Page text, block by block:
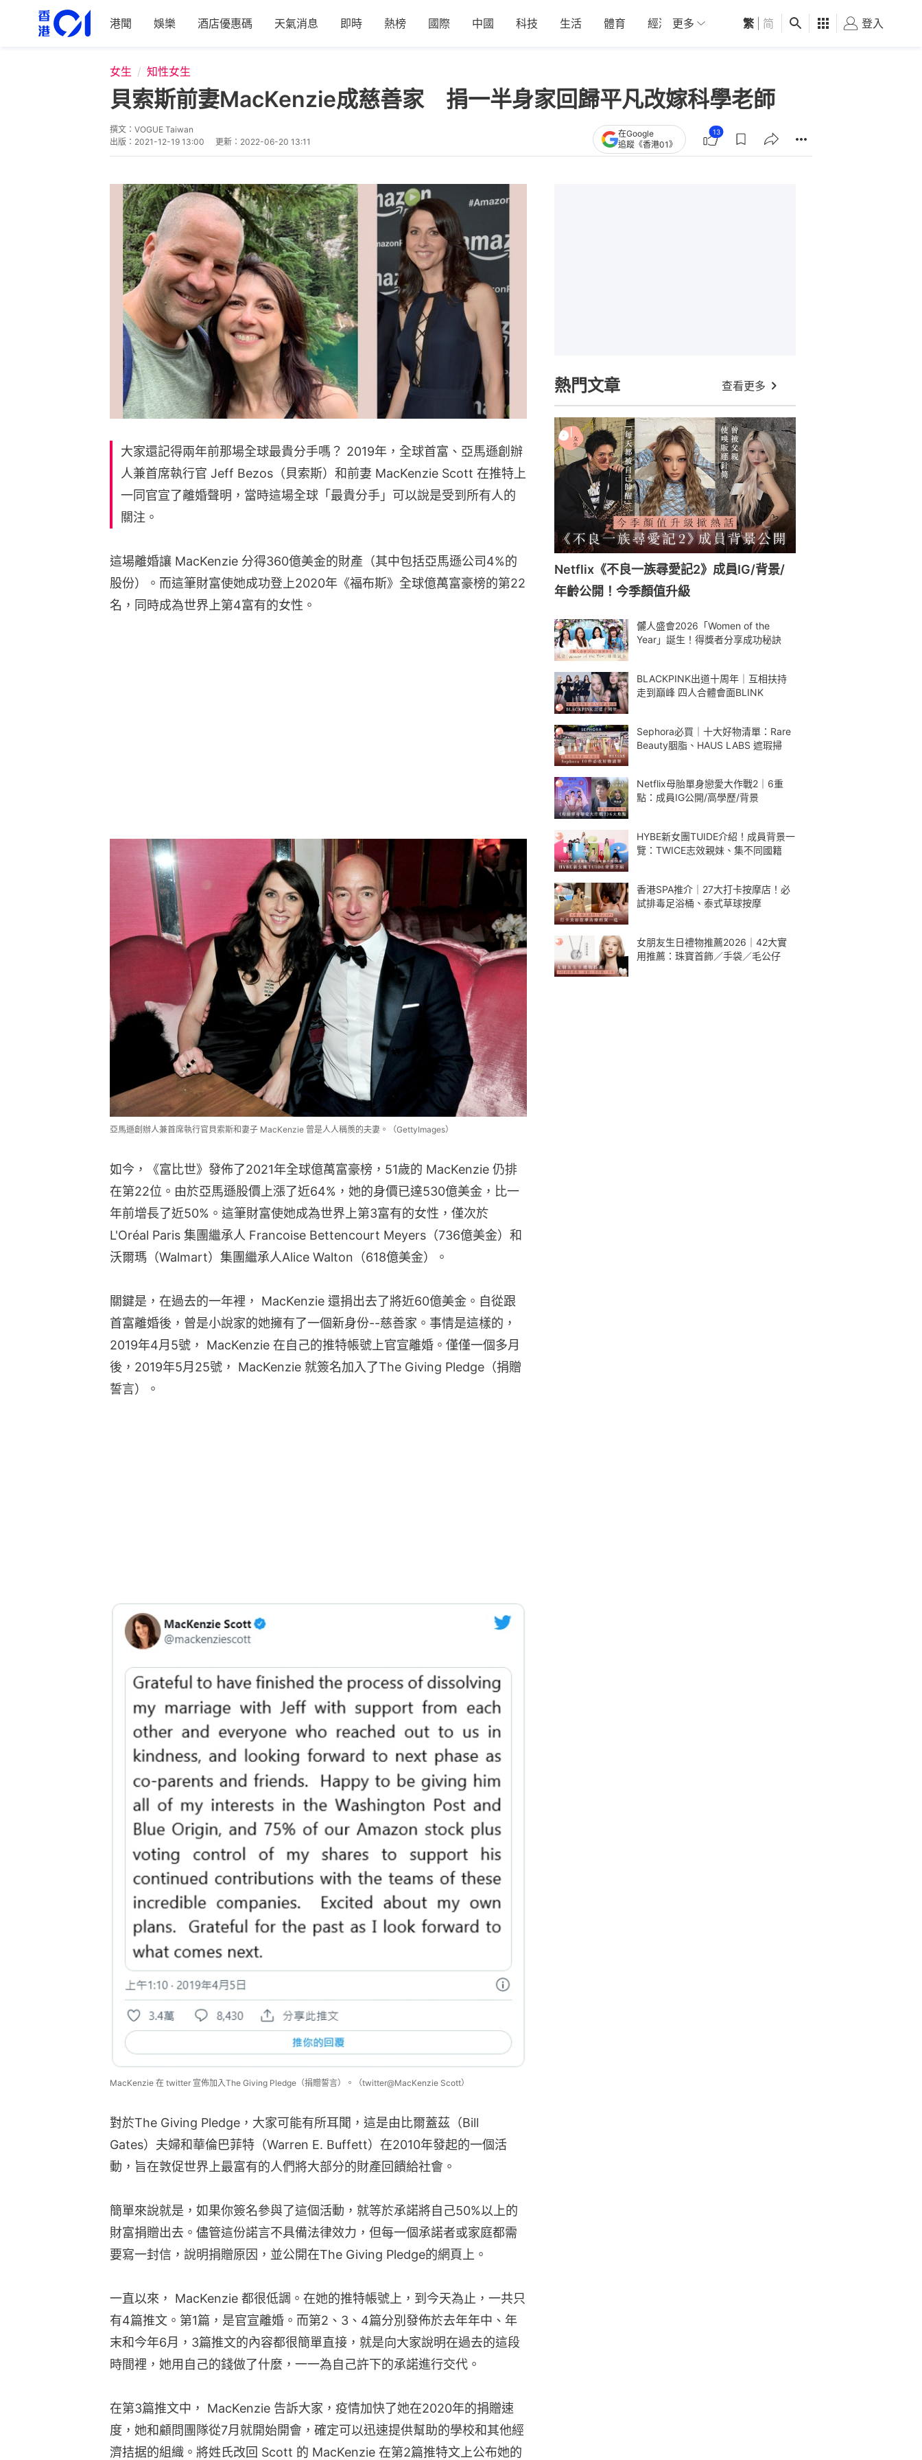
港聞 娛樂 酒店優惠碼 天氣消息 即時 熱榜 國際 中國 科技 生活 體育 經濟 01深圳 觀點 健康 好食玩飛
更多 繁 简 登入
女生 知性女生
貝索斯前妻MacKenzie成慈善家 捐一半身家回歸平凡改嫁科學老師
撰文： VOGUE Taiwan
出版： 2021-12-19 13:00 更新： 2022-06-20 13:11
在Google
追蹤《香港01》
13
大家還記得兩年前那場全球最貴分手嗎？ 2019年，全球首富、亞馬遜創辦
人兼首席執行官 Jeff Bezos（貝索斯）和前妻 MacKenzie Scott 在推特上
一同官宣了離婚聲明，當時這場全球「最貴分手」可以說是受到所有人的
關注。
這場離婚讓 MacKenzie 分得360億美金的財產（其中包括亞馬遜公司4%的
股份）。而這筆財富使她成功登上2020年《福布斯》全球億萬富豪榜的第22
名，同時成為世界上第4富有的女性。
亞馬遜創辦人兼首席執行官貝索斯和妻子 MacKenzie 曾是人人稱羨的夫妻。（GettyImages）
如今，《富比世》發佈了2021年全球億萬富豪榜，51歲的 MacKenzie 仍排
在第22位。由於亞馬遜股價上漲了近64%，她的身價已達530億美金，比一
年前增長了近50%。這筆財富使她成為世界上第3富有的女性，僅次於
L'Oréal Paris 集團繼承人 Francoise Bettencourt Meyers（736億美金）和
沃爾瑪（Walmart）集團繼承人Alice Walton（618億美金）。
關鍵是，在過去的一年裡， MacKenzie 還捐出去了將近60億美金。自從跟
首富離婚後，曾是小說家的她擁有了一個新身份--慈善家。事情是這樣的，
2019年4月5號， MacKenzie 在自己的推特帳號上官宣離婚。僅僅一個多月
後，2019年5月25號， MacKenzie 就簽名加入了The Giving Pledge（捐贈
誓言）。
MacKenzie 在 twitter 宣佈加入The Giving Pledge（捐贈誓言）。（twitter@MacKenzie Scott）
對於The Giving Pledge，大家可能有所耳聞，這是由比爾蓋茲（Bill
Gates）夫婦和華倫巴菲特（Warren E. Buffett）在2010年發起的一個活
動，旨在敦促世界上最富有的人們將大部分的財產回饋給社會。
簡單來說就是，如果你簽名參與了這個活動，就等於承諾將自己50%以上的
財富捐贈出去。儘管這份諾言不具備法律效力，但每一個承諾者或家庭都需
要寫一封信，說明捐贈原因，並公開在The Giving Pledge的網頁上。
一直以來， MacKenzie 都很低調。在她的推特帳號上，到今天為止，一共只
有4篇推文。第1篇，是官宣離婚。而第2、3、4篇分別發佈於去年年中、年
末和今年6月，3篇推文的內容都很簡單直接，就是向大家說明在過去的這段
時間裡，她用自己的錢做了什麼，一一為自己許下的承諾進行交代。
在第3篇推文中， MacKenzie 告訴大家，疫情加快了她在2020年的捐贈速
度，她和顧問團隊從7月就開始開會，確定可以迅速提供幫助的學校和其他經
濟拮据的組織。將姓氏改回 Scott 的 MacKenzie 在第2篇推特文上公布她的
熱門文章 查看更多
Netflix《不良一族尋愛記2》成員IG/背景/
年齡公開！今季顏值升級
儷人盛會2026「Women of the
Year」誕生！得獎者分享成功秘訣
BLACKPINK出道十周年｜互相扶持
走到巔峰 四人合體會面BLINK
Sephora必買｜十大好物清單：Rare
Beauty胭脂、HAUS LABS 遮瑕掃
Netflix母胎單身戀愛大作戰2｜6重
點：成員IG公開/高學歷/背景
HYBE新女團TUIDE介紹！成員背景一
覽：TWICE志效親妹、集不同國籍
香港SPA推介｜27大打卡按摩店！必
試排毒足浴桶、泰式草球按摩
女朋友生日禮物推薦2026｜42大實
用推薦：珠寶首飾／手袋／毛公仔